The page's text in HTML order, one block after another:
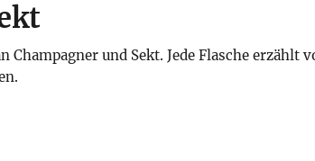
Champagner und Sekt. Jede Flasche